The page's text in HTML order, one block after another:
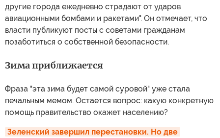
другие города ежедневно страдают от ударов
авиационными бомбами и ракетами". Он отмечает, что
власти публикуют посты с советами гражданам
позаботиться о собственной безопасности.
Зима приближается
Фраза "эта зима будет самой суровой" уже стала
печальным мемом. Остается вопрос: какую конкретную
помощь правительство окажет населению?
Зеленский завершил перестановки. Но две